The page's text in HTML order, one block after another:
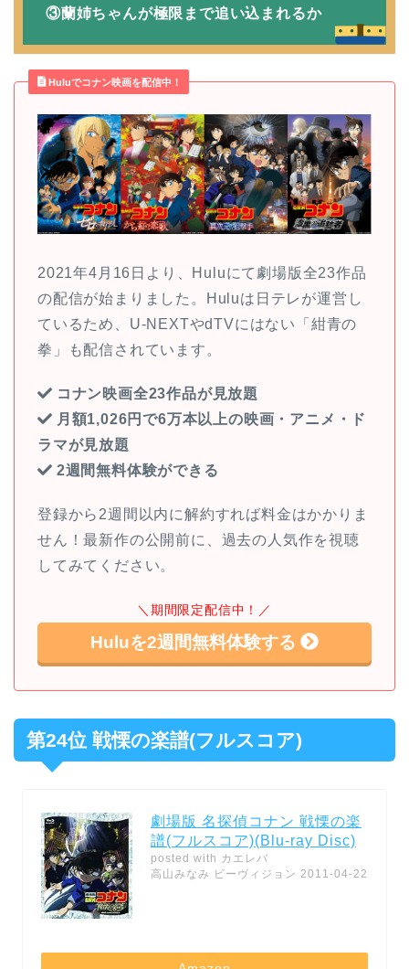
③蘭姉ちゃんが極限まで追い込まれるか
Huluでコナン映画を配信中！
2021年4月16日より、Huluにて劇場版全23作品
の配信が始まりました。Huluは日テレが運営し
ているため、U-NEXTやdTVにはない「紺青の
拳」も配信されています。
コナン映画全23作品が見放題
月額1,026円で6万本以上の映画・アニメ・ド
ラマが見放題
2週間無料体験ができる
登録から2週間以内に解約すれば料金はかかりま
せん！最新作の公開前に、過去の人気作を視聴
してみてください。
＼期間限定配信中！／
Huluを2週間無料体験する
第24位 戦慄の楽譜(フルスコア)
劇場版 名探偵コナン 戦慄の楽
譜(フルスコア)(Blu-ray Disc)
posted with カエレバ
高山みなみ ビーヴィジョン 2011-04-22